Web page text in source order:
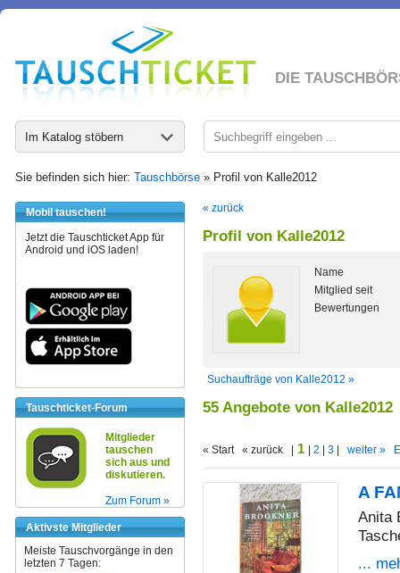
DIE
Im Katalog stöbern
Sie befinden sich hier: Tauschbörse » Profil von Kalle2012
Mobil tauschen!
Jetzt die Tauschticket App für
Android und iOS laden!
Tauschticket-Forum
Mitglieder
tauschen
sich aus und
diskutieren.
Zum Forum »
Aktivste Mitglieder
Meiste Tauschvorgänge in den
letzten 7 Tagen:
« zurück
Profil von Kalle2012
Name
Mitglied seit
Bewertungen
Suchaufträge von Kalle2012 »
55 Angebote von Kalle2012
« Start « zurück | 1 2 3 weiter »
A
Anita
...